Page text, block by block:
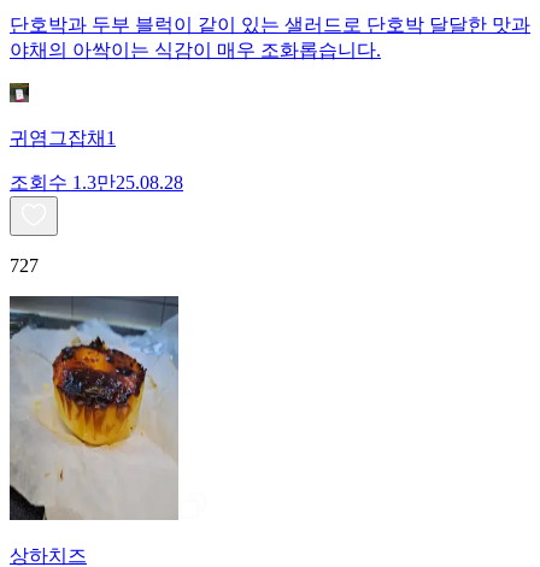
단호박과 두부 블럭이 같이 있는 샐러드로 단호박 달달한 맛과
야채의 아싹이는 식감이 매우 조화롭습니다.
귀염그잡채1
조회수 1.3만25.08.28
727
상하치즈